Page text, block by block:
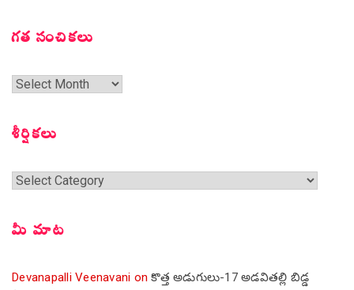
గత సంచికలు
గత
శీర్షికలు
శీర్షికలు
మీ మాట
Devanapalli Veenavani onకొత్త అడుగులు-17 అడవితల్లి బిడ్డ